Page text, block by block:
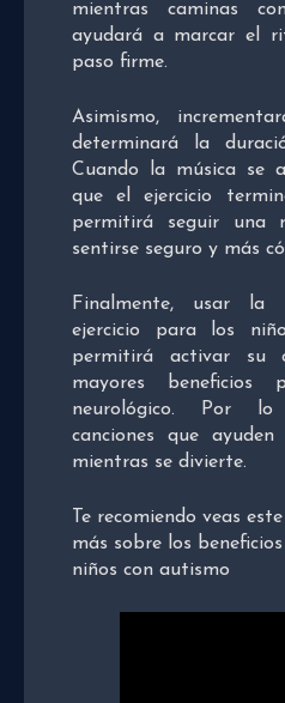
mientras caminas
ayudará a marcar el
paso firme.
Asimismo,
determinará la
Cuando la música se
que el ejercicio
permitirá seguir una
sentirse seguro y más
Finalmente, usar la
ejercicio para los
permitirá activar su
mayores beneficios
neurológico. Por
canciones que
mientras se divierte.
Te recomiendo veas
más sobre los
niños con autismo